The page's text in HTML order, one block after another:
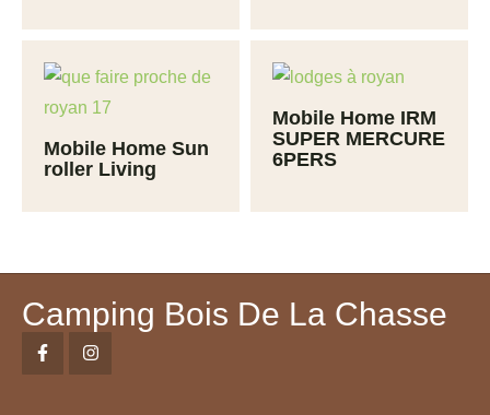
Mobile Home Sun
roller Living
Mobile Home IRM
SUPER MERCURE
6PERS
Camping Bois De La Chasse